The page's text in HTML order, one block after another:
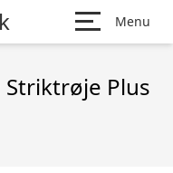
Menu
Striktrøje Plus